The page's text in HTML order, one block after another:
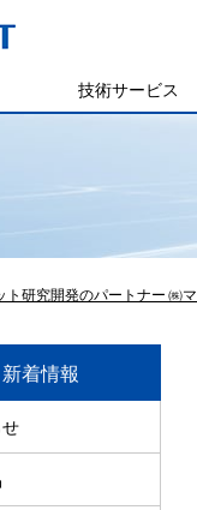
技術サービス
ト研究開発のパートナー ㈱
新着情報